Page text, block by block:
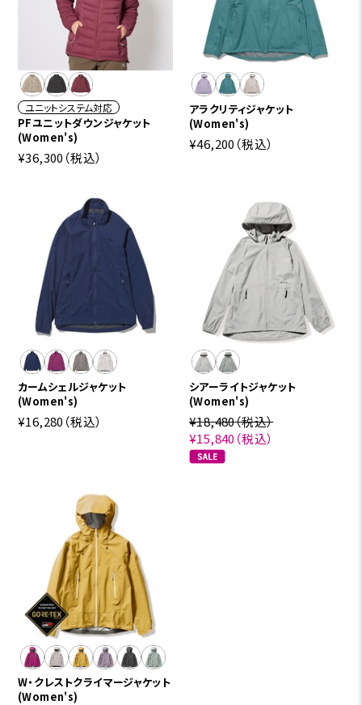
ユニットシステム対応
PFユニットダウンジャケット
(Women's)
¥36,300 （税込）
アラクリティジャケット
(Women's)
¥46,200 （税込）
カームシェルジャケット
(Women's)
¥16,280 （税込）
シアーライトジャケット
(Women's)
¥18,480（税込）
¥15,840 （税込）
W・クレストクライマージャケット
(Women's)